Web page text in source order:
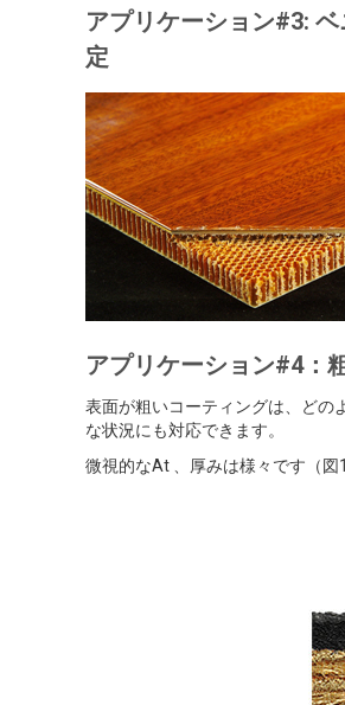
アプリケーション#3:
定
アプリケーション#4：
表面が粗いコーティングは、どの
な状況にも対応できます。
微視的なAt 、厚みは様々です（図